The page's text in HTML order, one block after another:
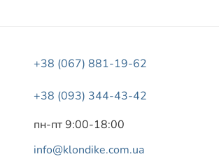
+38 (067) 881-19-62
+38 (093) 344-43-42
пн-пт 9:00-18:00
info@klondike.com.ua